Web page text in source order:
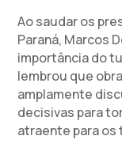
Ao saudar os
Paraná, Marcos
importância do
lembrou que
amplamente
decisivas para
atraente para os